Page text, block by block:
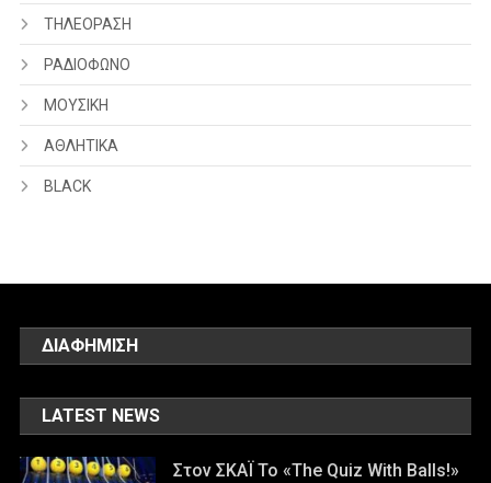
ΤΗΛΕΟΡΑΣΗ
ΡΑΔΙΟΦΩΝΟ
ΜΟΥΣΙΚΗ
ΑΘΛΗΤΙΚΑ
BLACK
ΔΙΑΦΗΜΙΣΗ
LATEST NEWS
Στον ΣΚΑΪ Το «The Quiz With Balls!»